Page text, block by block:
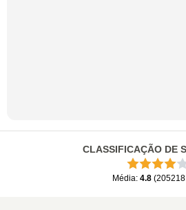
CLASSIFICAÇÃO DE
Média: 4.8 (205218